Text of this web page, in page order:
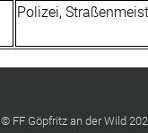
Polizei,
© FF Göpfritz an der Wild